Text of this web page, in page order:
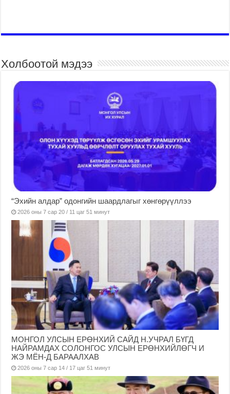
Холбоотой мэдээ
“Эхийн алдар” одонгийн шаардлагыг хөнгөрүүллээ
2026 оны 7 сар 20 / 11 цаг 51 минут
МОНГОЛ УЛСЫН ЕРӨНХИЙ САЙД Н.УЧРАЛ БҮГД
НАЙРАМДАХ СОЛОНГОС УЛСЫН ЕРӨНХИЙЛӨГЧ И
ЖЭ МЁН-Д БАРААЛХАВ
2026 оны 7 сар 14 / 17 цаг 51 минут